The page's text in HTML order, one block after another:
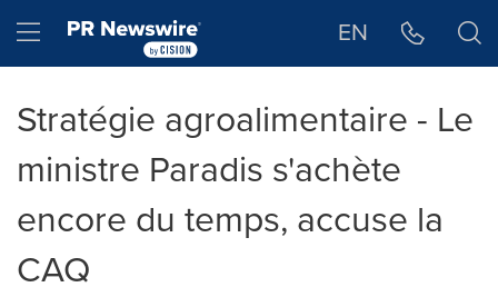
Hamburger menu EN
Stratégie agroalimentaire - Le
ministre Paradis s'achète
encore du temps, accuse la
CAQ